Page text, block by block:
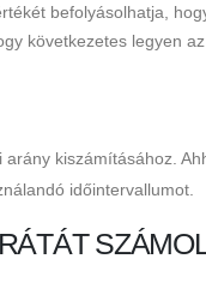
befolyásolhatja,
következetes legyen
kiszámításához.
időintervallumot.